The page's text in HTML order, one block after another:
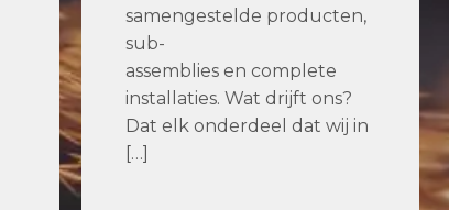
samengestelde producten,
sub-
assemblies en complete
installaties. Wat drijft ons?
Dat elk onderdeel dat wij in
[…]